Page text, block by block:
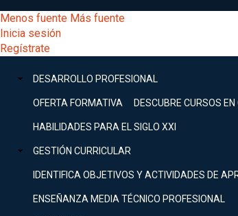
al
contenido
principal
[Educarchile
Escritorio]
Menú
entrar
Menos fuente Más fuente
Inicia sesión
Regístrate
Menú
principal
DESARROLLO PROFESIONAL
OFERTA FORMATIVA DESCUBRE CURSOS
HABILIDADES PARA EL SIGLO XXI
GESTIÓN CURRICULAR
IDENTIFICA OBJETIVOS Y ACTIVIDADES DE
ENSEÑANZA MEDIA TÉCNICO PROFESIONAL
Buscar
Menú
principal
DESARROLLO
Expand
GESTIÓN
Expand
COMUNIDAD
Expand
EXPLORACIÓN